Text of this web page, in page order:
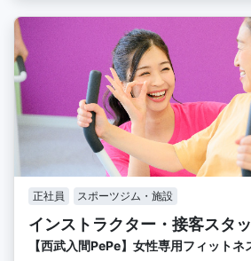
正社員 スポーツジム・施設
インストラクター・接客スタ
【西武入間PePe】女性専用フィット